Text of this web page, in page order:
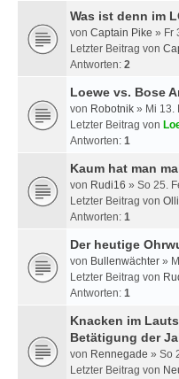
Was ist denn im
von Captain Pike » Fr
Letzter Beitrag von
Antworten: 2
Loewe vs. Bose
von Robotnik » Mi 13.
Letzter Beitrag von
Antworten: 1
Kaum hat man
von Rudi16 » So 25.
Letzter Beitrag von Olli
Antworten: 1
Der heutige
von Bullenwächter »
Letzter Beitrag von
Antworten: 1
Knacken im
Betätigung der
von Rennegade » So
Letzter Beitrag von